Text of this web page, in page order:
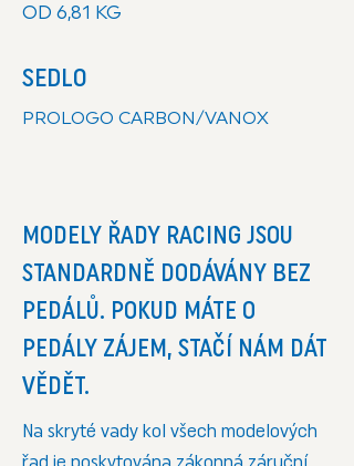
OD 6,81 KG
SEDLO
PROLOGO CARBON/VANOX
MODELY ŘADY RACING JSOU
STANDARDNĚ DODÁVÁNY BEZ
PEDÁLŮ. POKUD MÁTE O
PEDÁLY ZÁJEM, STAČÍ NÁM DÁT
VĚDĚT.
Na skryté vady kol všech modelových